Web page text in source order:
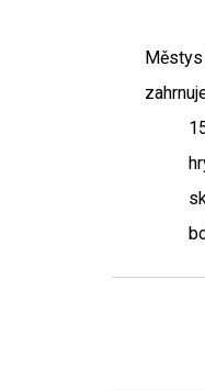
Městys